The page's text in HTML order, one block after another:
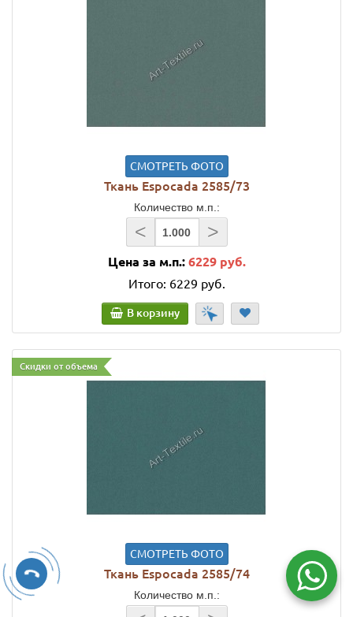
СМОТРЕТЬ ФОТО
Ткань Espocada 2585/73
Количество м.п.:
< >
Цена за м.п.: 6229 руб.
Итого: 6229 руб.
В корзину
Скидки от объема
СМОТРЕТЬ ФОТО
Ткань Espocada 2585/74
Количество м.п.: